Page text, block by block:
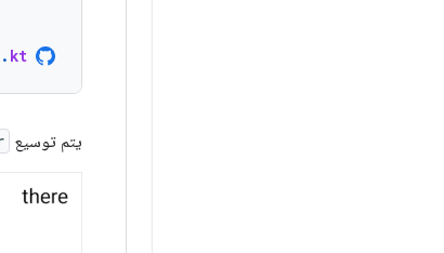
. kt
يتم توسيع